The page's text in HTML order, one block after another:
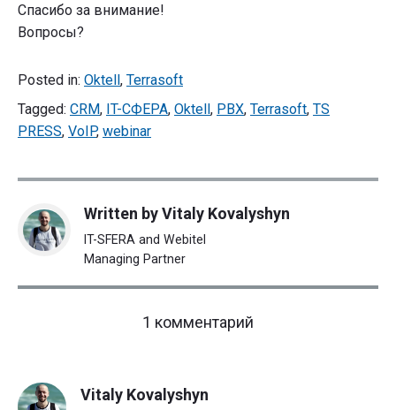
Спасибо за внимание!
Вопросы?
Posted in: Oktell, Terrasoft
Tagged: CRM, IT-СФЕРА, Oktell, PBX, Terrasoft, TS
PRESS, VoIP, webinar
Written byVitaly Kovalyshyn
IT-SFERA and Webitel
Managing Partner
1 комментарий
Vitaly Kovalyshyn